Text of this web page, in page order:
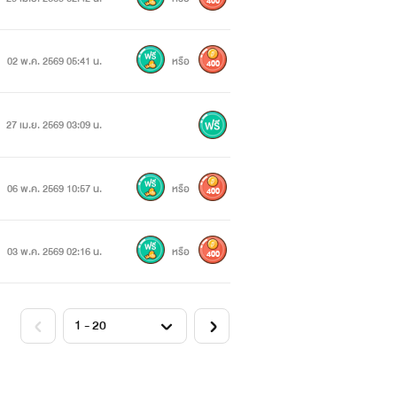
02 พ.ค. 2569 05:41 น. หรือ 400
27 เม.ย. 2569 03:09 น.
06 พ.ค. 2569 10:57 น. หรือ 400
03 พ.ค. 2569 02:16 น. หรือ 400